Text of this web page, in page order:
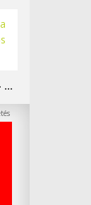
Szolnoki Galéria - Damjanich János Múzeum